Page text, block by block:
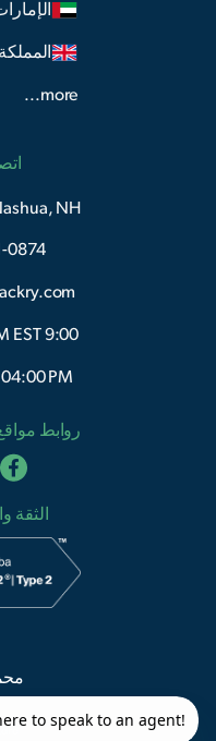
more...
NH
0874
9:00 AM - 5:00 PM EST
04:00 PM
روابط
الثقة